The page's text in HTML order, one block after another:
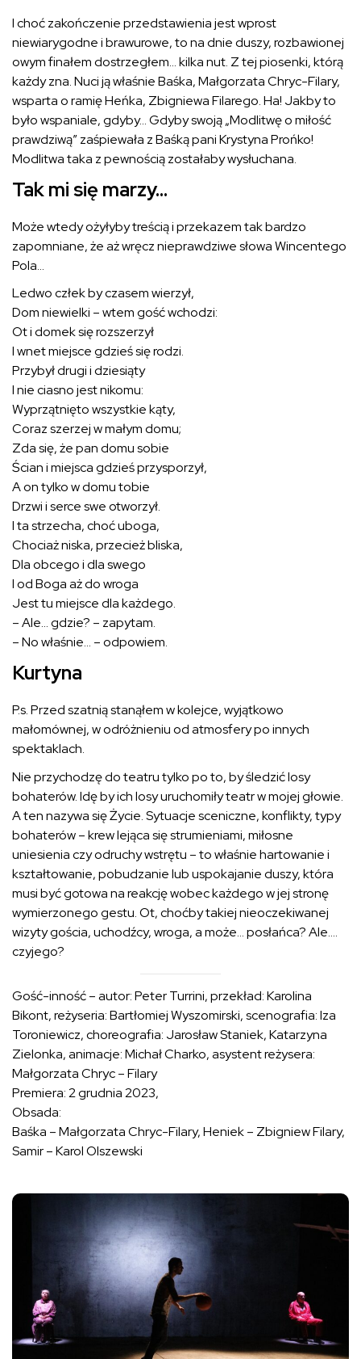
I choć zakończenie przedstawienia jest wprost
niewiarygodne i brawurowe, to na dnie duszy, rozbawionej
owym finałem dostrzegłem… kilka nut. Z tej piosenki, którą
każdy zna. Nuci ją właśnie Baśka, Małgorzata Chryc-Filary,
wsparta o ramię Heńka, Zbigniewa Filarego. Ha! Jakby to
było wspaniale, gdyby… Gdyby swoją „Modlitwę o miłość
prawdziwą” zaśpiewała z Baśką pani Krystyna Prońko!
Modlitwa taka z pewnością zostałaby wysłuchana.
Tak mi się marzy…
Może wtedy ożyłyby treścią i przekazem tak bardzo
zapomniane, że aż wręcz nieprawdziwe słowa Wincentego
Pola…
Ledwo człek by czasem wierzył,
Dom niewielki – wtem gość wchodzi:
Ot i domek się rozszerzył
I wnet miejsce gdzieś się rodzi.
Przybył drugi i dziesiąty
I nie ciasno jest nikomu:
Wyprzątnięto wszystkie kąty,
Coraz szerzej w małym domu;
Zda się, że pan domu sobie
Ścian i miejsca gdzieś przysporzył,
A on tylko w domu tobie
Drzwi i serce swe otworzył.
I ta strzecha, choć uboga,
Chociaż niska, przecież bliska,
Dla obcego i dla swego
I od Boga aż do wroga
Jest tu miejsce dla każdego.
– Ale… gdzie? – zapytam.
– No właśnie… – odpowiem.
Kurtyna
P.s. Przed szatnią stanąłem w kolejce, wyjątkowo
małomównej, w odróżnieniu od atmosfery po innych
spektaklach.
Nie przychodzę do teatru tylko po to, by śledzić losy
bohaterów. Idę by ich losy uruchomiły teatr w mojej głowie.
A ten nazywa się Życie. Sytuacje sceniczne, konflikty, typy
bohaterów – krew lejąca się strumieniami, miłosne
uniesienia czy odruchy wstrętu – to właśnie hartowanie i
kształtowanie, pobudzanie lub uspokajanie duszy, która
musi być gotowa na reakcję wobec każdego w jej stronę
wymierzonego gestu. Ot, choćby takiej nieoczekiwanej
wizyty gościa, uchodźcy, wroga, a może… posłańca? Ale….
czyjego?
Gość-inność – autor: Peter Turrini, przekład: Karolina
Bikont, reżyseria: Bartłomiej Wyszomirski, scenografia: Iza
Toroniewicz, choreografia: Jarosław Staniek, Katarzyna
Zielonka, animacje: Michał Charko, asystent reżysera:
Małgorzata Chryc – Filary
Premiera: 2 grudnia 2023,
Obsada:
Baśka – Małgorzata Chryc-Filary, Heniek – Zbigniew Filary,
Samir – Karol Olszewski